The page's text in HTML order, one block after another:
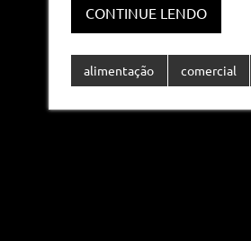
CONTINUE LENDO
alimentação comercial